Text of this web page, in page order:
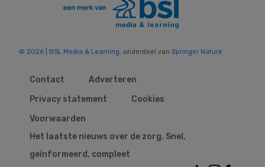
© 2026 | BSL Media & Learning, onderdeel van Springer Nature
Contact
Adverteren
Privacy statement
Cookies
Voorwaarden
Het laatste nieuws over de zorg. Snel,
geïnformeerd, compleet